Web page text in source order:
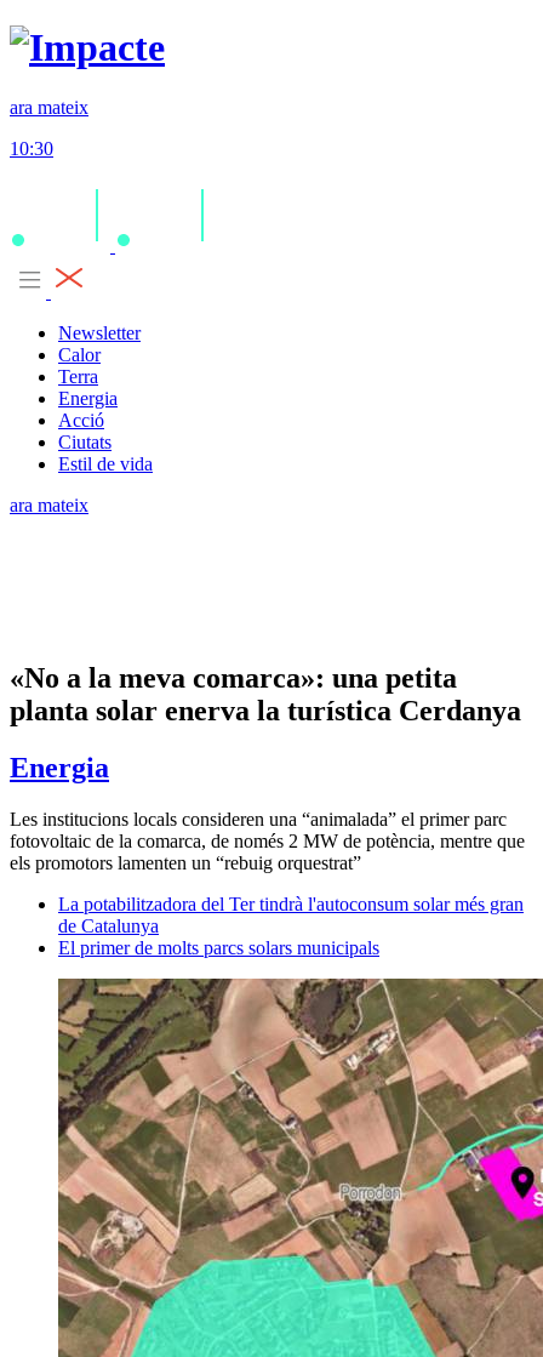
ara mateix
10:30
Newsletter
Calor
Terra
Energia
Acció
Ciutats
Estil de vida
ara mateix
«No a la meva comarca»: una petita
planta solar enerva la turística Cerdanya
Energia
Les institucions locals consideren una “animalada” el primer parc
fotovoltaic de la comarca, de només 2 MW de potència, mentre que
els promotors lamenten un “rebuig orquestrat”
La potabilitzadora del Ter tindrà l'autoconsum solar més gran
de Catalunya
El primer de molts parcs solars municipals